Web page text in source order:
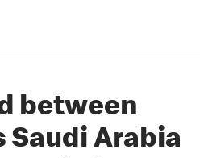
between
Saudi Arabia